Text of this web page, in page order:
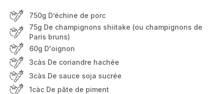
750g D’échine de porc
75g De champignons shiitake (ou champignons de
Paris bruns)
60g D'oignon
3càs De coriandre hachée
3càs De sauce soja sucrée
1càc De pâte de piment